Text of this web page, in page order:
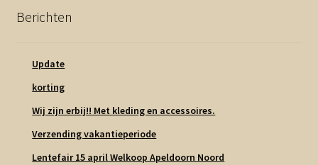
Berichten
Update
korting
Wij zijn erbij!! Met kleding en accessoires.
Verzending vakantieperiode
Lentefair 15 april Welkoop Apeldoorn Noord